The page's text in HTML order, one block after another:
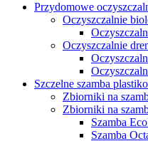
Przydomowe
Oczyszczalnie
Oczyszczalnie
Szczelne szamba
Zbiorniki na
Zbiorniki na
Szamba
Szamba